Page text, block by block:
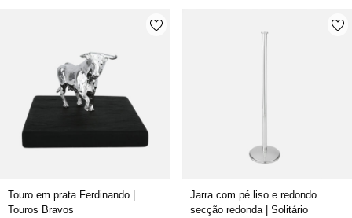
Touro em prata Ferdinando |
Touros Bravos
Jarra com pé liso e redondo
secção redonda | Solitário